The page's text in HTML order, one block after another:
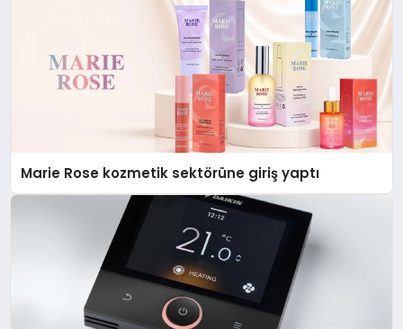
Marie Rose kozmetik sektörüne giriş yaptı